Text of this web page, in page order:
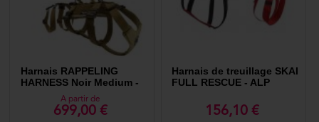
Harnais RAPPELING
HARNESS Noir Medium -
Modern IconA partir de
699,00 €
Harnais de treuillage SKAI
FULL RESCUE - ALP
156,10 €